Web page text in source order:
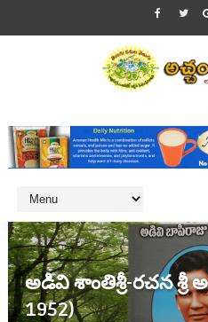
అడివి శాంతిశ్రీ-రచన శ్రీ
1952)